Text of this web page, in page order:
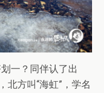
一？同伴认了出
北方叫“海虹”，学名